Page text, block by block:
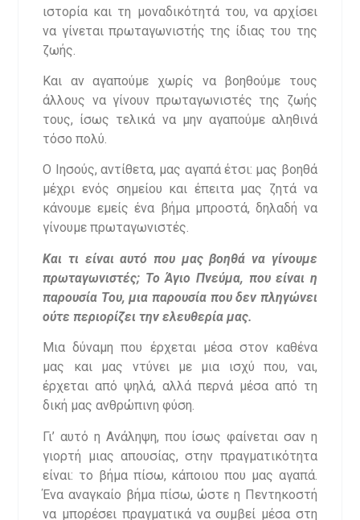
ιστορία και τη μοναδικότητά του, να αρχίσει
να γίνεται πρωταγωνιστής της ίδιας του της
ζωής.
Και αν αγαπούμε χωρίς να βοηθούμε τους
άλλους να γίνουν πρωταγωνιστές της ζωής
τους, ίσως τελικά να μην αγαπούμε αληθινά
τόσο πολύ.
Ο Ιησούς, αντίθετα, μας αγαπά έτσι: μας βοηθά
μέχρι ενός σημείου και έπειτα μας ζητά να
κάνουμε εμείς ένα βήμα μπροστά, δηλαδή να
γίνουμε πρωταγωνιστές.
Και τι είναι αυτό που μας βοηθά να γίνουμε
πρωταγωνιστές; Το Άγιο Πνεύμα, που είναι η
παρουσία Του, μια παρουσία που δεν πληγώνει
ούτε περιορίζει την ελευθερία μας.
Μια δύναμη που έρχεται μέσα στον καθένα
μας και μας ντύνει με μια ισχύ που, ναι,
έρχεται από ψηλά, αλλά περνά μέσα από τη
δική μας ανθρώπινη φύση.
Γι’ αυτό η Ανάληψη, που ίσως φαίνεται σαν η
γιορτή μιας απουσίας, στην πραγματικότητα
είναι: το βήμα πίσω, κάποιου που μας αγαπά.
Ένα αναγκαίο βήμα πίσω, ώστε η Πεντηκοστή
να μπορέσει πραγματικά να συμβεί μέσα στη